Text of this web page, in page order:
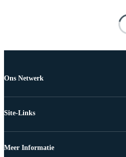
Ons Netwerk
Site-Links
Meer Informatie